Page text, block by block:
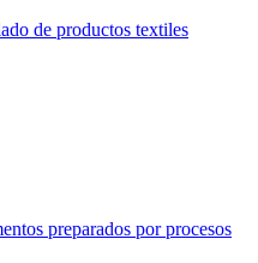
de productos textiles
preparados por procesos